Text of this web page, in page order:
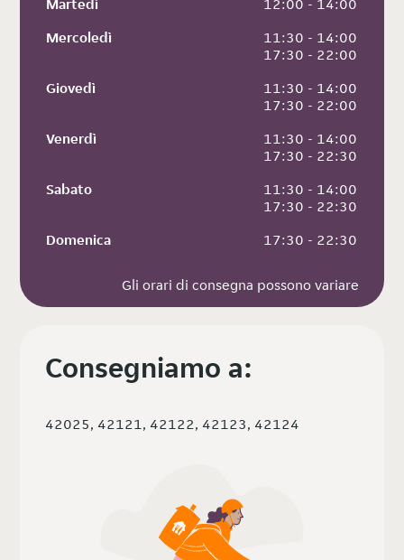
Martedì
12:00 - 14:00
Mercoledì
11:30 - 14:00
17:30 - 22:00
Giovedì
11:30 - 14:00
17:30 - 22:00
Venerdì
11:30 - 14:00
17:30 - 22:30
Sabato
11:30 - 14:00
17:30 - 22:30
Domenica
17:30 - 22:30
Gli orari di consegna possono variare
Consegniamo a:
42025, 42121, 42122, 42123, 42124